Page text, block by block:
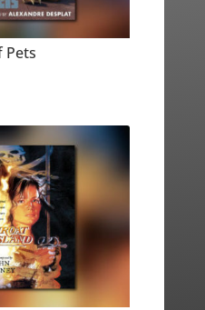
Pets